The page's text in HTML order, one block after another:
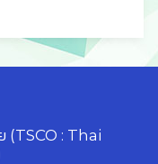
ย (TSCO : Thai